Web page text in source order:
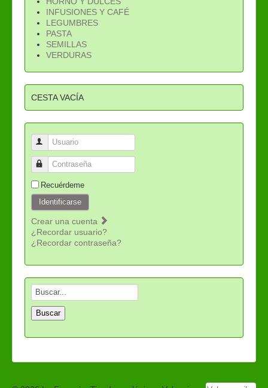
INFUSIONES Y CAFÉ
LEGUMBRES
PASTA
SEMILLAS
VERDURAS
CESTA VACÍA
Usuario
Contraseña
Recuérdeme
Identificarse
Crear una cuenta
¿Recordar usuario?
¿Recordar contraseña?